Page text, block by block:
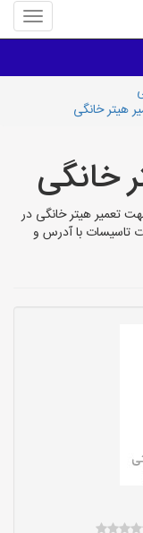
منوی
سایت
هیتر خانگی
خانگی
تعمیر هیتر خانگی در
تاسیسات با آدرس و